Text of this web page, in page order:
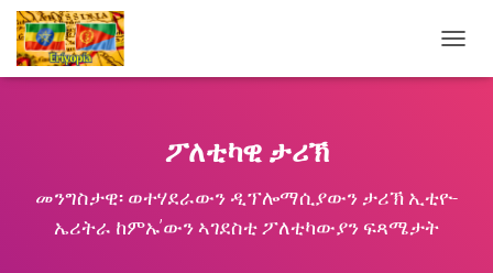
ፖለቲካዊ ታሪኽ
መንግስታዊ፡ ወተሃደራውን ዲፕሎማሲያውን ታሪኽ ኢቲዮ-
ኤሪትራ ከምኡ’ውን ኣገደስቲ ፖለቲካውያን ፍጻሜታት